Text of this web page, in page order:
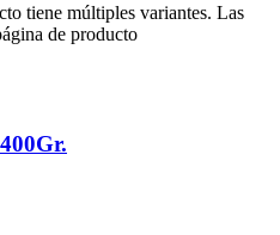
tiene múltiples variantes. Las
de producto